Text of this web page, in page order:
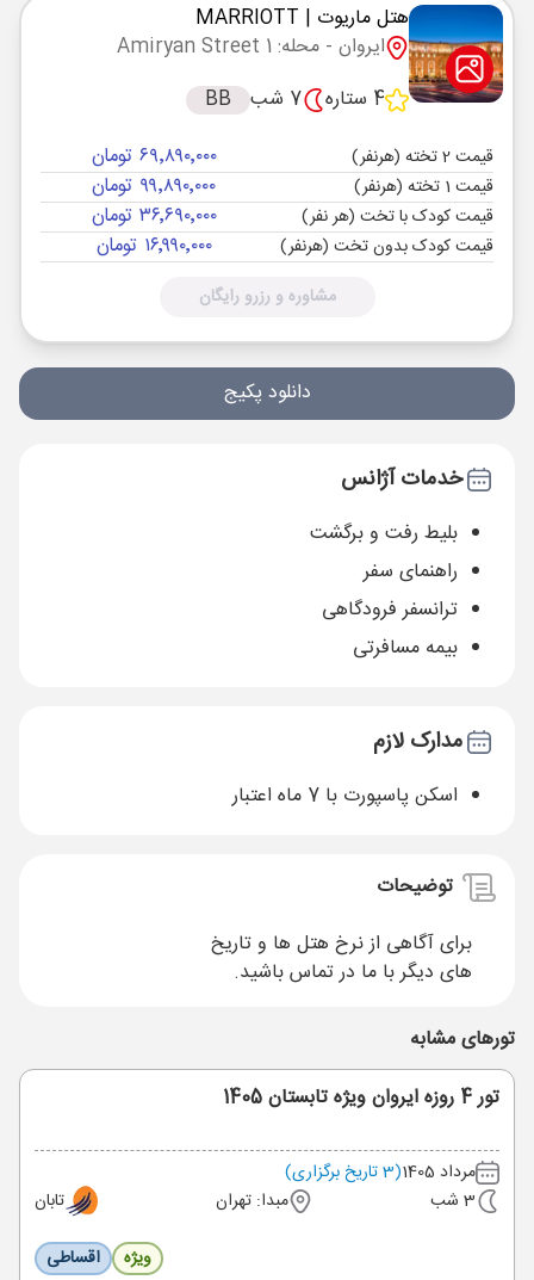
هتل ماریوت | MARRIOTT
ایروان - محله: Amiryan Street 1
4 ستاره
7 شب BB
قیمت 2 تخته (هرنفر) ۶۹٬۸۹۰٬۰۰۰ تومان
قیمت 1 تخته (هرنفر) ۹۹٬۸۹۰٬۰۰۰ تومان
قیمت کودک با تخت (هر نفر) ۳۶٬۶۹۰٬۰۰۰ تومان
قیمت کودک بدون تخت (هرنفر) ۱۶٬۹۹۰٬۰۰۰ تومان
مشاوره و رزرو رایگان
دانلود پکیج
خدمات آژانس
بلیط رفت و برگشت
راهنمای سفر
ترانسفر فرودگاهی
بیمه مسافرتی
مدارک لازم
اسکن پاسپورت با 7 ماه اعتبار
توضیحات
برای آگاهی از نرخ هتل ها و تاریخ
های دیگر با ما در تماس باشید.
تورهای مشابه
تور 4 روزه ایروان ویژه تابستان 1405
مرداد 1405
(3 تاریخ برگزاری)
3 شب
مبدا: تهران
تابان
ویژه
اقساطی